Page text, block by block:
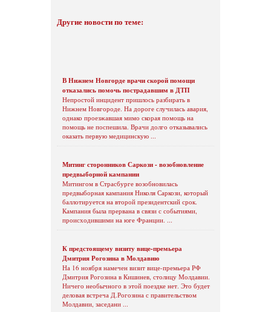
Другие новости по теме:
В Нижнем Новгорде врачи скорой помощи
отказались помочь пострадавшим в ДТП
Непростой инцидент пришлось разбирать в
Нижнем Новгороде. На дороге случилась авария,
однако проезжавшая мимо скорая помощь на
помощь не поспешила. Врачи долго отказывались
оказать первую медицинскую ...
Митинг сторонников Саркози - возобновление
предвыборной кампании
Митингом в Страсбурге возобновилась
предвыборная кампания Николя Саркози, который
баллотируется на второй президентский срок.
Кампания была прервана в связи с событиями,
происходившими на юге Франции. ...
К предстоящему визиту вице-премьера
Дмитрия Рогозина в Молдавию
На 16 ноября намечен визит вице-премьера РФ
Дмитрия Рогозина в Кишинев, столицу Молдавии.
Ничего необычного в этой поездке нет. Это будет
деловая встреча Д.Рогозина с правительством
Молдавии, заседани ...